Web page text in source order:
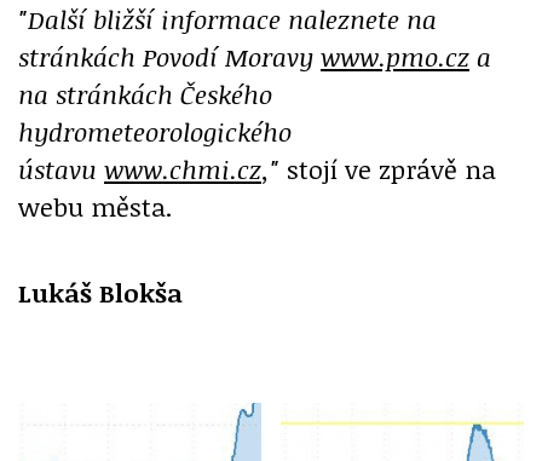
"Další bližší informace naleznete na
stránkách Povodí Moravy www.pmo.cz a
na stránkách Českého
hydrometeorologického
ústavu www.chmi.cz," stojí ve zprávě na
webu města.
Lukáš Blokša